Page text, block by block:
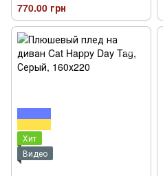
770.00 грн
Хит
Видео